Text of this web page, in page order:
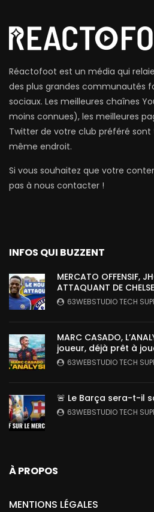
Réactofoot est un média qui
des plus grandes communautés
sociaux. Les meilleures chaînes
moins connues), les meilleures
Twitter de votre club préféré sont
même endroit.
Si vous souhaitez que votre
pas à nous contacter !
INFOS QUI BUZZENT
MERCATO OFFENSIF,
ATTAQUANT DE
63WEBSTUDIO TECH
MARC CASADO,
joueur, déjà prêt à
63WEBSTUDIO TECH
🚨 Le Barça sera-t-il
63WEBSTUDIO TECH
À PROPOS
MENTIONS LÉGALES